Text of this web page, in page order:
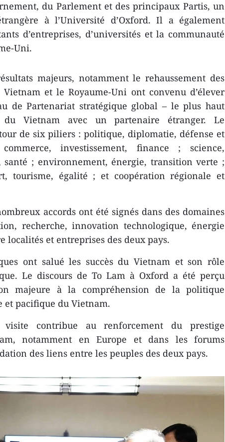
du Parlement et des principaux Partis, un
à l’Université d’Oxford. Il a également
d’entreprises, d’universités et la communauté
Uni.
majeurs, notamment le rehaussement des
et le Royaume-Uni ont convenu d’élever
de Partenariat stratégique global – le plus haut
du Vietnam avec un partenaire étranger. Le
de six piliers : politique, diplomatie, défense et
investissement, finance ; science,
santé ; environnement, énergie, transition verte ;
tourisme, égalité ; et coopération régionale et
accords ont été signés dans des domaines
recherche, innovation technologique, énergie
localités et entreprises des deux pays.
ont salué les succès du Vietnam et son rôle
Le discours de To Lam à Oxford a été perçu
majeure à la compréhension de la politique
pacifique du Vietnam.
contribue au renforcement du prestige
notamment en Europe et dans les forums
des liens entre les peuples des deux pays.